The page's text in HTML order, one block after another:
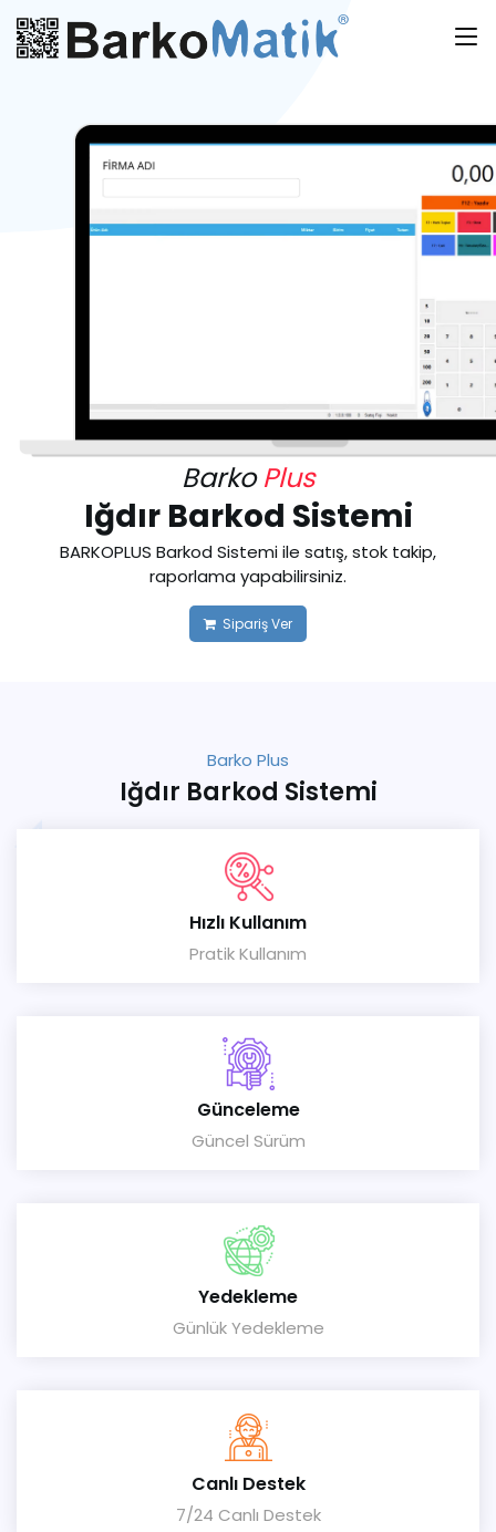
BarkoPlus
Iğdır Barkod Sistemi
BARKOPLUS Barkod Sistemi ile satış, stok takip,
raporlama yapabilirsiniz.
Sipariş Ver
Barko Plus
Iğdır Barkod Sistemi
Hızlı Kullanım
Pratik Kullanım
Günceleme
Güncel Sürüm
Yedekleme
Günlük Yedekleme
Canlı Destek
7/24 Canlı Destek